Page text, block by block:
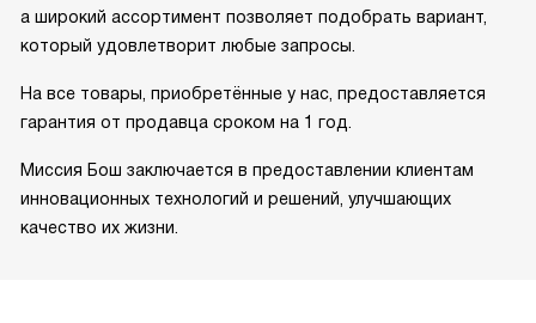
а широкий ассортимент позволяет подобрать вариант,
который удовлетворит любые запросы.
На все товары, приобретённые у нас, предоставляется
гарантия от продавца сроком на 1 год.
Миссия Бош заключается в предоставлении клиентам
инновационных технологий и решений, улучшающих
качество их жизни.